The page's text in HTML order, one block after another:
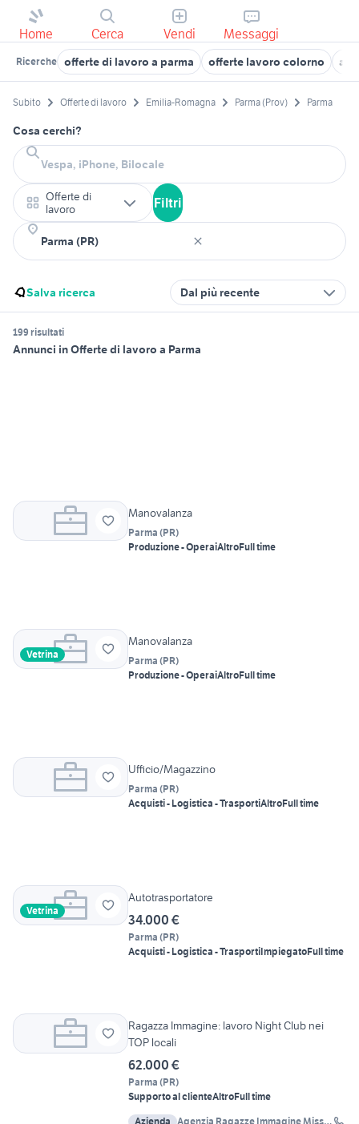
Home Cerca Vendi Messaggi
Ricerche offerte di lavoro a parma offerte lavoro colorno
Subito Offerte di lavoro Emilia-Romagna Parma (Prov) Parma
Cosa cerchi?
Offerte di
lavoro
Filtri
Salva ricerca Dal più recente
199 risultati
Annunci in Offerte di lavoro a Parma
Manovalanza
Parma (PR)
Produzione - OperaiAltroFull time
Vetrina
Manovalanza
Parma (PR)
Produzione - OperaiAltroFull time
Ufficio/Magazzino
Parma (PR)
Acquisti - Logistica - TrasportiAltroFull time
Vetrina
Autotrasportatore
34.000 €
Parma (PR)
Acquisti - Logistica - TrasportiImpiegatoFull time
Ragazza Immagine: lavoro Night Club nei
TOP locali
62.000 €
Parma (PR)
Supporto al clienteAltroFull time
Azienda Agenzia Ragazze Immagine Miss